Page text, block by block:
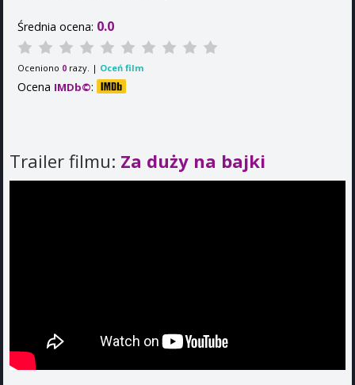
Średnia ocena: 0.0
Oceniono 0 razy. | Oceń film
Ocena IMDb©:
Trailer filmu: Za duży na bajki